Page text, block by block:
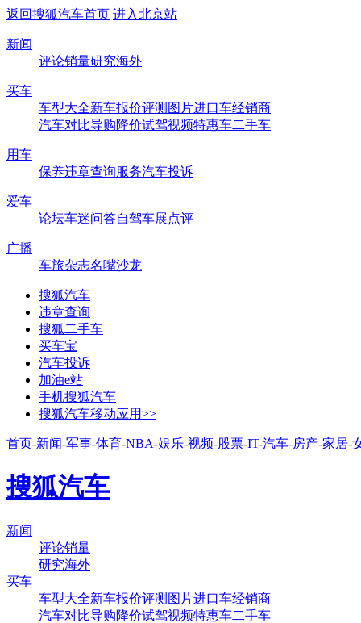
返回搜狐汽车首页 进入北京站
新闻
评论销量研究海外
买车
车型大全新车报价评测 图片进口车经销商
汽车对比导购降价试驾视频特惠车二手车
用车
保养违章查询服务汽车投诉
爱车
论坛车迷问答自驾车展点评
广播
车旅杂志名嘴沙龙
搜狐汽车
违章查询
搜狐二手车
买车宝
汽车投诉
加油e站
手机搜狐汽车
搜狐汽车移动应用>>
首页-新闻-军事-体育-NBA-娱乐-视频-股票-IT-汽车-房产-家居-
搜狐汽车
新闻
评论销量
研究海外
买车
车型大全新车报价评测 图片进口车经销商
汽车对比导购降价试驾视频特惠车二手车